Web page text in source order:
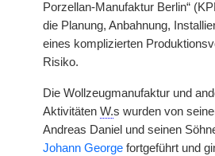
Porzellan-Manufaktur Berlin“
die Planung, Anbahnung,
eines komplizierten
Risiko.
Die Wollzeugmanufaktur und
Aktivitäten W.s wurden von
Andreas Daniel und seinen
Johann George fortgeführt und